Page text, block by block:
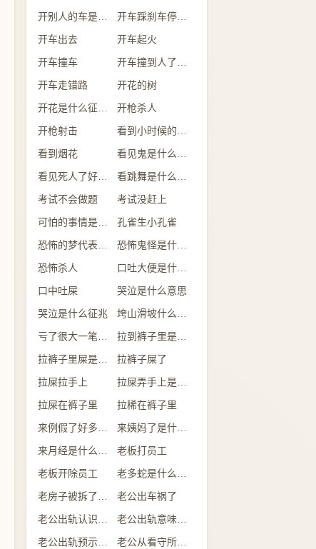
开车踩刹车停不下来
开车出去
开车起火
开车撞车
开车走错路
开花的树
开枪杀人
开枪射击
看到烟花
考试不会做题
考试没赶上
孔雀生小孔雀
恐怖鬼怪是什么预兆
恐怖杀人
口吐大便是什么意思
口中吐屎
哭泣是什么意思
哭泣是什么征兆
拉到裤子里是什么情况
拉裤子屎了
拉屎拉手上
拉屎弄手上是什么意思
拉屎在裤子里
拉稀在裤子里
来姨妈了是什么意思
老板打员工
老板开除员工
老公出车祸了
老公出轨意味着什么
老公从看守所回来